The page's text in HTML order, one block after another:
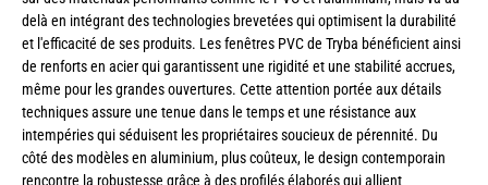
delà en intégrant des technologies brevetées qui optimisent la durabilité
et l'efficacité de ses produits. Les fenêtres PVC de Tryba bénéficient ainsi
de renforts en acier qui garantissent une rigidité et une stabilité accrues,
même pour les grandes ouvertures. Cette attention portée aux détails
techniques assure une tenue dans le temps et une résistance aux
intempéries qui séduisent les propriétaires soucieux de pérennité. Du
côté des modèles en aluminium, plus coûteux, le design contemporain
rencontre la robustesse grâce à des profilés élaborés qui allient